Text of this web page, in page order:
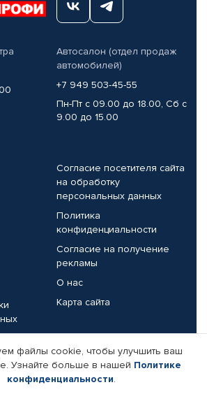
Автосалон (отдел продаж
автомобилей)
+7 949 503-45-55
Пн-Пт с 09.00 до 18.00, Сб с
9.00 до 15.00
Согласие посетителя сайта
на обработку
персональных данных
Политика
конфиденциальности
Согласие на получение
рекламы
О нас
Карта сайта
Реквизиты компании
файлы cookie, чтобы улучшить ваш
Узнайте больше в нашей Политике
конфиденциальности.